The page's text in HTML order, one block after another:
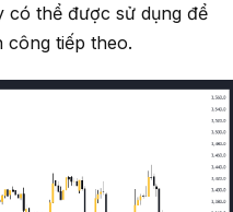
có thể được sử dụng để
tiếp theo.